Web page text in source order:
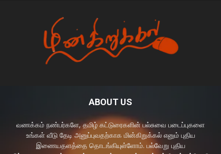
ABOUT US
வணக்கம் நண்பர்களே, தமிழ் கட்டுரைகளின் பல்சுவை படைப்புகளை
உங்கள் வீடு தேடி அனுப்புவதற்காக மின்கிறுக்கல் எனும் புதிய
இணையதளத்தை தொடங்கியுள்ளோம். பல்வேறு புதிய